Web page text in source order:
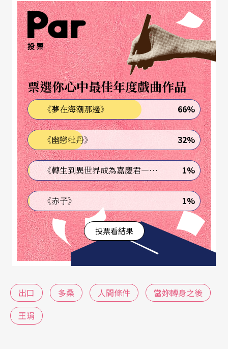
述一對夫妻如何面對孩子意外逝世的傷痛，我當初
在看這個劇本的時候就非常動容，總覺得死亡雖然
是一個我們始終無法解開的答案，但卻不能因而停
止去探求，好像一生都要花力氣把這個死結打開一
樣。
老天爺好像總是給我很多緣分，讓我從不同角度去
思考這件事情齁？
真：不過這幾年，我又不得不更認真思考此議題。
你剛剛說到「接到阿公過世的電話」，我也忘不
了，他是自殺的。但身為長子，我當下其實沒有多
餘的時間悲傷，我得在一天之內處理他的後事，很
多情緒都是在後來幾年才慢慢整理清楚的，甚至後
來我還拍了《多桑 》這部電影，都是因為如此。
事後留在我腦袋中有幾個清楚的畫面：第一是你阿
公在病房，用力揮手不讓你進來看的樣子；第二就
是讓我確信，未來如果輪到我走向終點，無論如何
投票
票選你心中最佳年度戲曲作品
《夢在海潮那邊》 66%
《幽戀牡丹》 32%
《轉生到異世界成為嘉慶君—發現我的祖先是詐騙集團!?》 1%
《赤子》 1%
投票看結果
出口 多桑 人間條件
當妳轉身之後
王琄